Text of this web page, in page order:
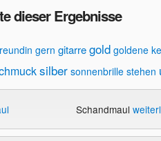
dieser Ergebnisse
gern gitarregold goldene
silber sonnenbrille stehen
Schandmaul